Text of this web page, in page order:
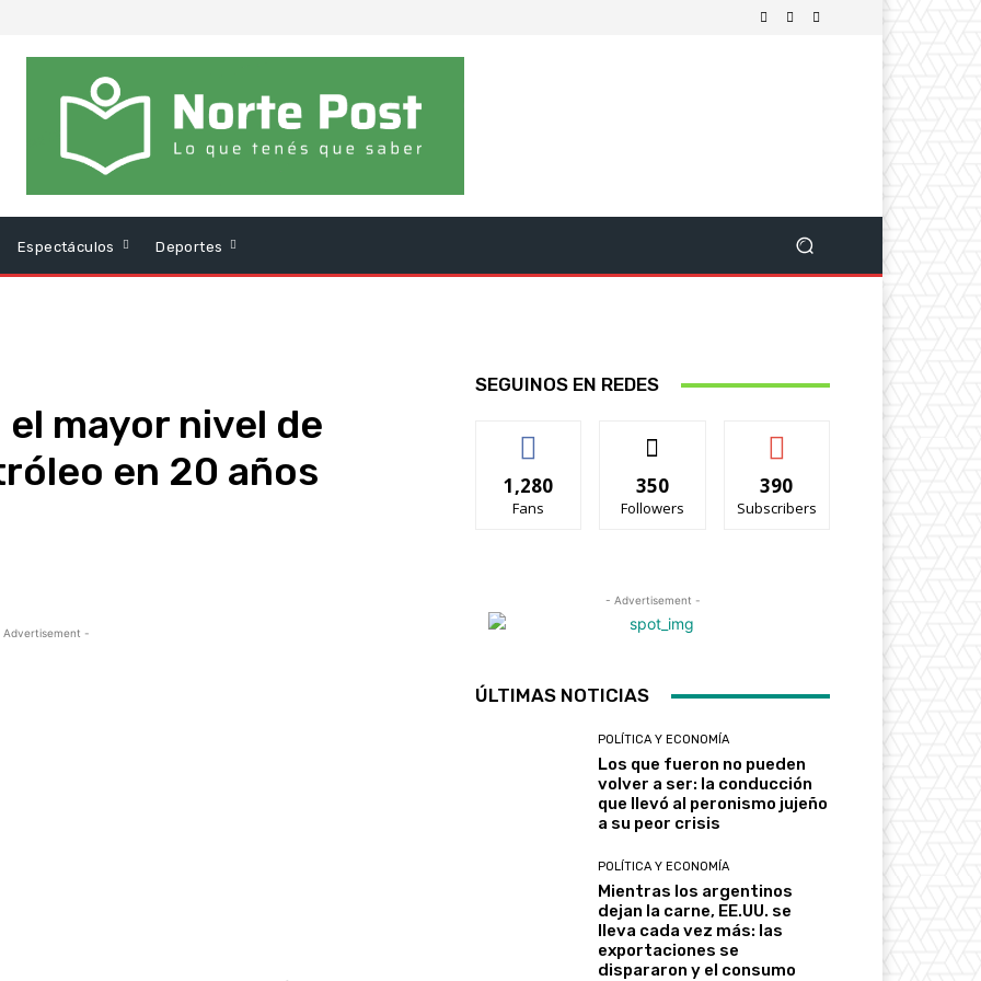
Espectáculos Deportes
mayor nivel de
en 20 años
-
SEGUINOS EN REDES
1,280
Fans
350
Followers
390
Subscribers
- Advertisement -
ÚLTIMAS NOTICIAS
POLÍTICA Y ECONOMÍA
Los que fueron no pueden
volver a ser: la conducción
que llevó al peronismo jujeño
a su peor crisis
POLÍTICA Y ECONOMÍA
Mientras los argentinos
dejan la carne, EE.UU. se
lleva cada vez más: las
exportaciones se
dispararon y el consumo